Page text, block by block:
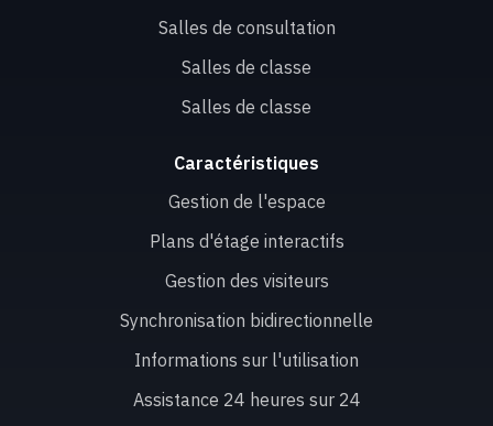
Salles de consultation
Salles de classe
Salles de classe
Caractéristiques
Gestion de l'espace
Plans d'étage interactifs
Gestion des visiteurs
Synchronisation bidirectionnelle
Informations sur l'utilisation
Assistance 24 heures sur 24